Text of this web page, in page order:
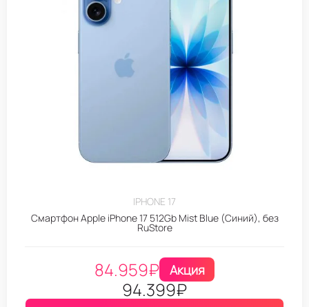
IPHONE 17
Смартфон Apple iPhone 17 512Gb Mist Blue (Синий), без
RuStore
84.959₽ Акция
94.399₽